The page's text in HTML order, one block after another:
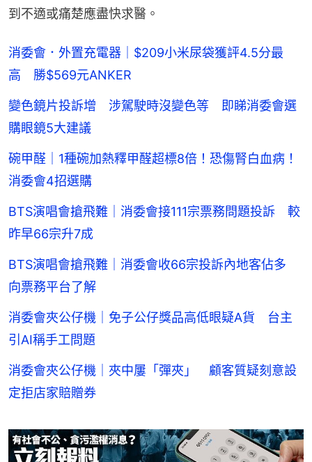
到不適或痛楚應盡快求醫。
消委會．外置充電器｜$209小米尿袋獲評4.5分最
高 勝$569元ANKER
變色鏡片投訴增 涉駕駛時沒變色等 即睇消委會選
購眼鏡5大建議
碗甲醛｜1種碗加熱釋甲醛超標8倍！恐傷腎白血病！
消委會4招選購
BTS演唱會搶飛難｜消委會接111宗票務問題投訴 較
昨早66宗升7成
BTS演唱會搶飛難｜消委會收66宗投訴內地客佔多
向票務平台了解
消委會夾公仔機｜免子公仔獎品高低眼疑A貨 台主
引AI稱手工問題
消委會夾公仔機｜夾中屢「彈夾」 顧客質疑刻意設
定拒店家賠贈券